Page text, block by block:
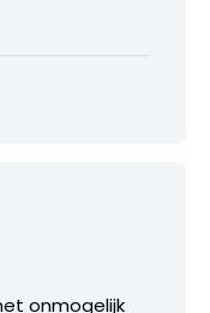
onmogelijk